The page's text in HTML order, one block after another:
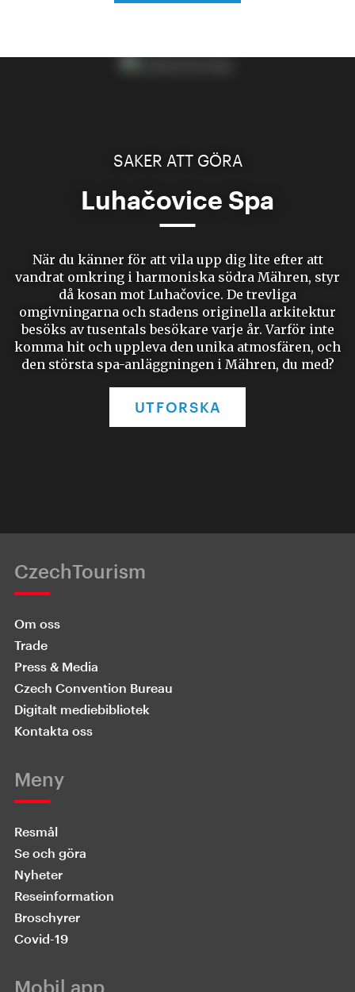
SAKER ATT GÖRA
Luhačovice Spa
När du känner för att vila upp dig lite efter att
vandrat omkring i harmoniska södra Mähren, styr
då kosan mot Luhačovice. De trevliga
omgivningarna och stadens originella arkitektur
besöks av tusentals besökare varje år. Varför inte
komma hit och uppleva den unika atmosfären, och
den största spa-anläggningen i Mähren, du med?
UTFORSKA
CzechTourism
Om oss
Trade
Press & Media
Czech Convention Bureau
Digitalt mediebibliotek
Kontakta oss
Meny
Resmål
Se och göra
Nyheter
Reseinformation
Broschyrer
Covid-19
Mobil app